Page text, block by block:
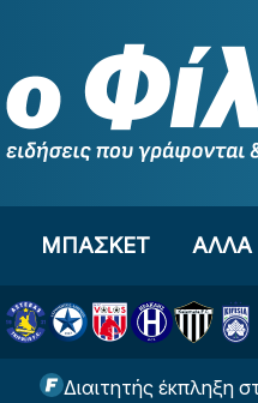
ΜΠΑΣΚΕΤ
Διαιτητής έκπληξη στον